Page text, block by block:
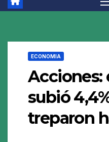
ECONOMIA
Acciones:
subió
treparon